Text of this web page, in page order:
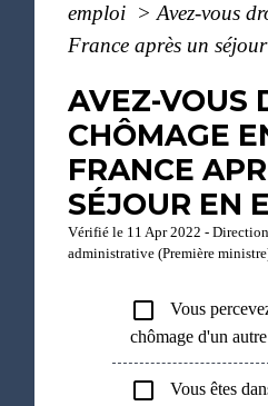
emploi > Avez-vous
France après un
AVEZ-VOUS
CHÔMAGE
FRANCE
SÉJOUR EN
Vérifié le 11 Apr 2022 -
administrative (Première
check_box_outline_blank
Vous
chômage d'un
check_box_outline_blank Vous êtes